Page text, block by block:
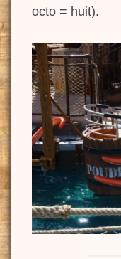
octo = huit).